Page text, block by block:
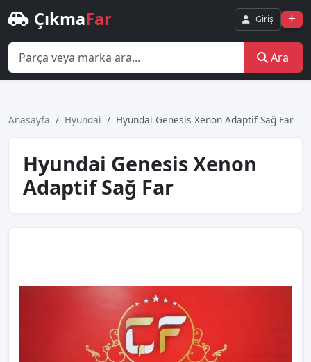
ÇıkmaFar Giriş
Ara
Anasayfa Hyundai Hyundai Genesis Xenon Adaptif Sağ Far
Hyundai Genesis Xenon
Adaptif Sağ Far